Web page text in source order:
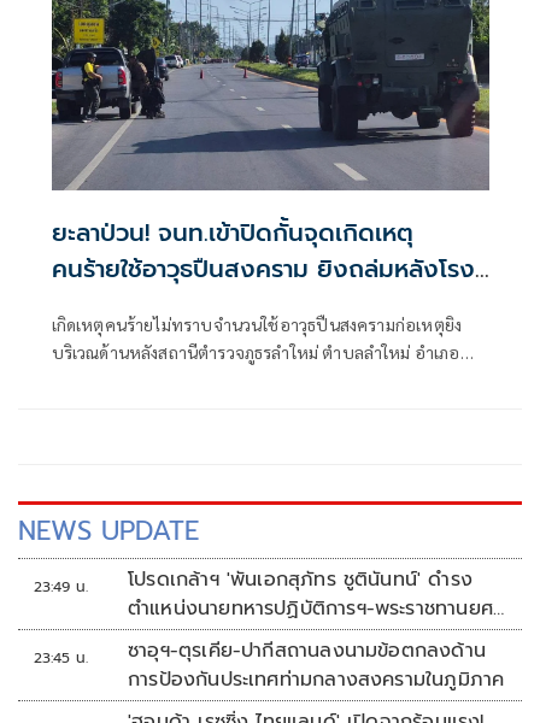
ยะลาป่วน! จนท.เข้าปิดกั้นจุดเกิดเหตุ
คนร้ายใช้อาวุธปืนสงคราม ยิงถล่มหลังโรง
เกิดเหตุคนร้ายไม่ทราบจำนวนใช้อาวุธปืนสงครามก่อเหตุยิง
บริเวณด้านหลังสถานีตำรวจภูธรลำใหม่ ตำบลลำใหม่ อำเภอ
NEWS UPDATE
23:49 น.
โปรดเกล้าฯ 'พันเอกสุภัทร ชูตินันทน์' ดำรง
ตำแหน่งนายทหารปฏิบัติการฯ-พระราชทานยศ
'พลตรี'
23:45 น.
ซาอุฯ-ตุรเคีย-ปากีสถานลงนามข้อตกลงด้าน
การป้องกันประเทศท่ามกลางสงครามในภูมิภาค